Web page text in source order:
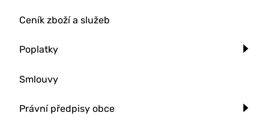
Ceník zboží a služeb
Poplatky
Smlouvy
Právní předpisy obce